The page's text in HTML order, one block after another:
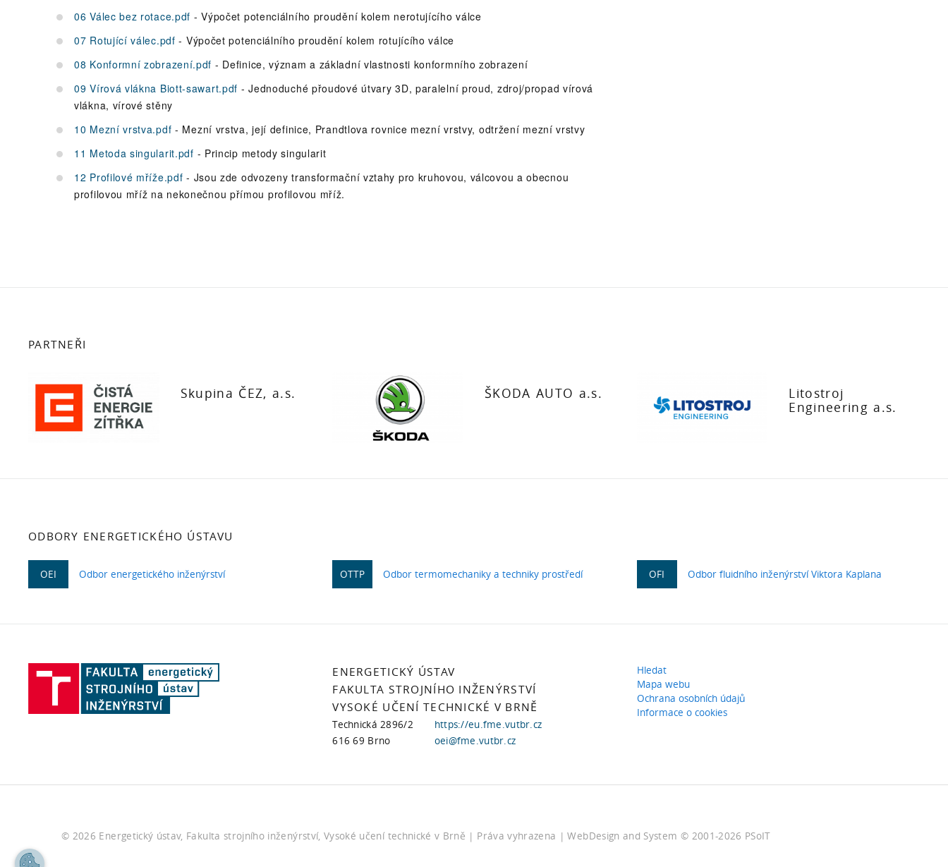
06 Válec bez rotace.pdf - Výpočet potenciálního proudění kolem nerotujícího válce
07 Rotující válec.pdf - Výpočet potenciálního proudění kolem rotujícího válce
08 Konformní zobrazení.pdf - Definice, význam a základní vlastnosti konformního zobrazení
09 Vírová vlákna Biott-sawart.pdf - Jednoduché přoudové útvary 3D, paralelní proud, zdroj/propad vírová
vlákna, vírové stěny
10 Mezní vrstva.pdf - Mezní vrstva, její definice, Prandtlova rovnice mezní vrstvy, odtržení mezní vrstvy
11 Metoda singularit.pdf - Princip metody singularit
12 Profilové mříže.pdf - Jsou zde odvozeny transformační vztahy pro kruhovou, válcovou a obecnou
profilovou mříž na nekonečnou přímou profilovou mříž.
PARTNEŘI
Skupina ČEZ, a.s. ŠKODA AUTO a.s.
Litostroj
Engineering a.s.
ODBORY ENERGETICKÉHO ÚSTAVU
OEI Odbor energetického inženýrství OTTP Odbor termomechaniky a techniky prostředí OFI Odbor fluidního inženýrství Viktora Kaplana
ENERGETICKÝ ÚSTAV
FAKULTA STROJNÍHO INŽENÝRSTVÍ
VYSOKÉ UČENÍ TECHNICKÉ V BRNĚ
Technická 2896/2
616 69 Brno
https://eu.fme.vutbr.cz
oei@fme.vutbr.cz
Hledat
Mapa webu
Ochrana osobních údajů
Informace o cookies
© 2026 Energetický ústav, Fakulta strojního inženýrství, Vysoké učení technické v Brně | Práva vyhrazena |WebDesign and System © 2001-2026 PSoIT